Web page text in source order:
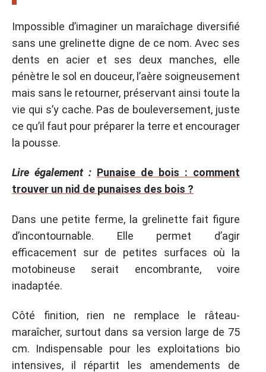
Impossible d’imaginer un maraîchage diversifié
sans une grelinette digne de ce nom. Avec ses
dents en acier et ses deux manches, elle
pénètre le sol en douceur, l’aère soigneusement
mais sans le retourner, préservant ainsi toute la
vie qui s’y cache. Pas de bouleversement, juste
ce qu’il faut pour préparer la terre et encourager
la pousse.
Lire également : Punaise de bois : comment
trouver un nid de punaises des bois ?
Dans une petite ferme, la grelinette fait figure
d’incontournable. Elle permet d’agir
efficacement sur de petites surfaces où la
motobineuse serait encombrante, voire
inadaptée.
Côté finition, rien ne remplace le râteau-
maraîcher, surtout dans sa version large de 75
cm. Indispensable pour les exploitations bio
intensives, il répartit les amendements de